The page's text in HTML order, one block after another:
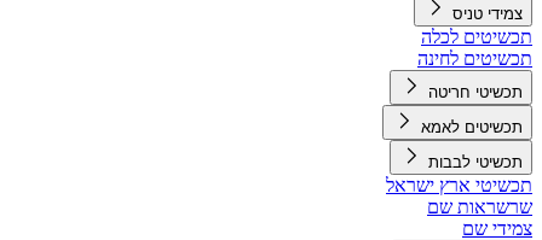
צמידי טניס
תכשיטים לכלה
תכשיטים לחינה
תכשיטי חריטה
תכשיטים לאמא
תכשיטי לבבות
תכשיטי ארץ ישראל
שרשראות שם
צמידי שם